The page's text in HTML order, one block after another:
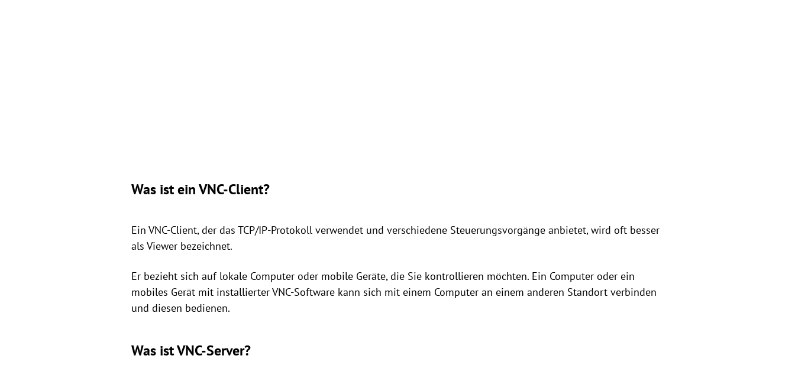
Was ist ein VNC-Client?
Ein VNC-Client, der das TCP/IP-Protokoll verwendet und verschiedene Steuerungsvorgänge anbietet, wird oft besser
als Viewer bezeichnet.
Er bezieht sich auf lokale Computer oder mobile Geräte, die Sie kontrollieren möchten. Ein Computer oder ein
mobiles Gerät mit installierter VNC-Software kann sich mit einem Computer an einem anderen Standort verbinden
und diesen bedienen.
Was ist VNC-Server?